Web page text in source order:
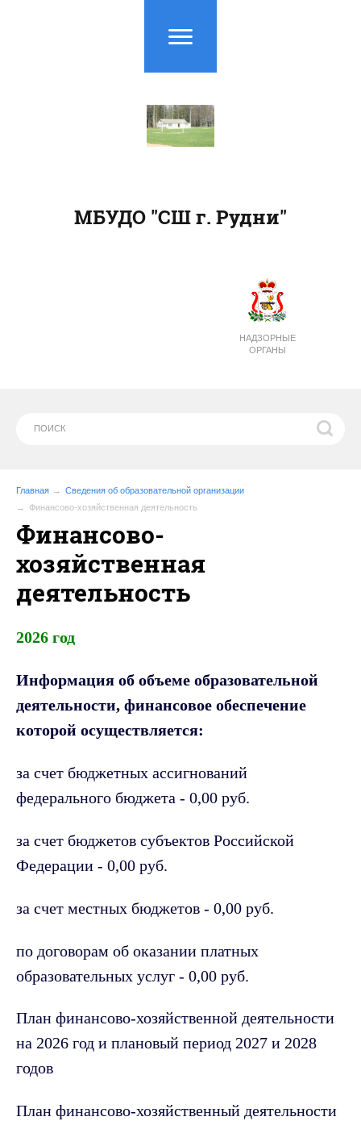
НАДЗОРНЫЕ
ОРГАНЫ
МБУДО "СШ г. Рудни"
Главная
Сведения об образовательной организации
Финансово-хозяйственная деятельность
Финансово-
хозяйственная
деятельность
2026 год
Информация об объеме образовательной
деятельности, финансовое обеспечение
которой осуществляется:
за счет бюджетных ассигнований
федерального бюджета - 0,00 руб.
за счет бюджетов субъектов Российской
Федерации - 0,00 руб.
за счет местных бюджетов - 0,00 руб.
по договорам об оказании платных
образовательных услуг - 0,00 руб.
План финансово-хозяйственной деятельности
на 2026 год и плановый период 2027 и 2028
годов
План финансово-хозяйственный деятельности